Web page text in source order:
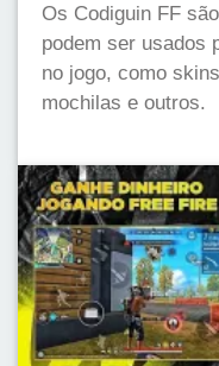
Os Codiguin FF
podem ser usados
no jogo, como
mochilas e outros.